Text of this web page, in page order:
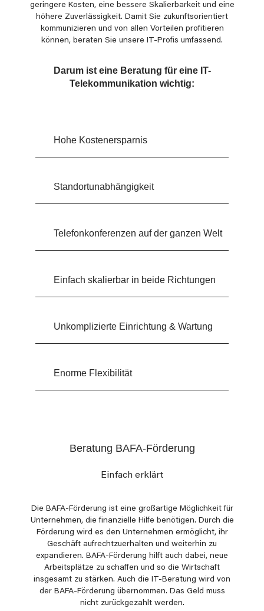
geringere Kosten, eine bessere Skalierbarkeit und eine
höhere Zuverlässigkeit. Damit Sie zukunftsorientiert
kommunizieren und von allen Vorteilen profitieren
können, beraten Sie unsere IT-Profis umfassend.
Darum ist eine Beratung für eine IT-
Telekommunikation wichtig:
Hohe Kostenersparnis
Standortunabhängigkeit
Telefonkonferenzen auf der ganzen Welt
Einfach skalierbar in beide Richtungen
Unkomplizierte Einrichtung & Wartung
Enorme Flexibilität
Beratung BAFA-Förderung
Einfach erklärt
Die BAFA-Förderung ist eine großartige Möglichkeit für
Unternehmen, die finanzielle Hilfe benötigen. Durch die
Förderung wird es den Unternehmen ermöglicht, ihr
Geschäft aufrechtzuerhalten und weiterhin zu
expandieren. BAFA-Förderung hilft auch dabei, neue
Arbeitsplätze zu schaffen und so die Wirtschaft
insgesamt zu stärken. Auch die IT-Beratung wird von
der BAFA-Förderung übernommen. Das Geld muss
nicht zurückgezahlt werden.